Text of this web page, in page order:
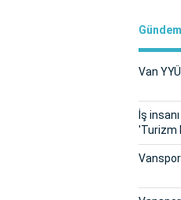
Gündem
Van
İş
'Turizm